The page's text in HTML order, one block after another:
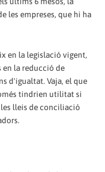
les empreses, que hi ha
en la legislació vigent,
la reducció de
d'igualtat. Vaja, el que
tindrien utilitat si
lleis de conciliació